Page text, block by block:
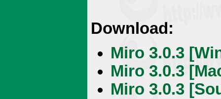
Download:
Miro 3.0.3
Miro 3.0.3
Miro 3.0.3